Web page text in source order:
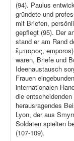
(94). Paulus
gründete und
mit Briefen,
gepflegt (95). Der
stand er am Rand
ἔμπορος,
waren, Briefe und
Ideenaustausch
Frauen
internationalen
die
herausragendes
Lyon, der aus
Soldaten spielten
(107-109).